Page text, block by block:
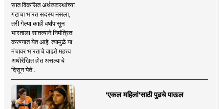
सात विकसित अर्थव्यवस्थांच्या
गटाचा भारत सदस्य नसला,
तरी गेल्या काही वर्षांपासून
भारताला सातत्याने निमंत्रित
करण्यात येत आहे. त्यामुळे या
मंचावर भारताचे वाढते महत्त्व
अधोरेखित होत असल्याचे
दिसून येते...
'एकल महिलां'साठी पुढचे पाऊल